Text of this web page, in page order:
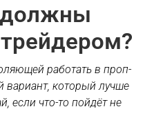
работать в проп-
вариант, который лучше
если что-то пойдёт не